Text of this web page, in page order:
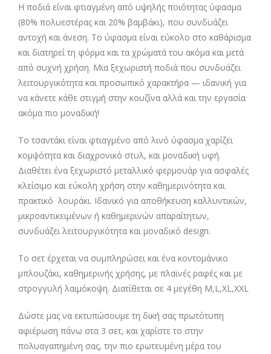
Η ποδιά είναι φτιαγμένη από υψηλής ποιότητας ύφασμα
(80% πολυεστέρας και 20% βαμβάκι), που συνδυάζει
αντοχή και άνεση. Το ύφασμα είναι εύκολο στο καθάρισμα
και διατηρεί τη φόρμα και τα χρώματά του ακόμα και μετά
από συχνή χρήση. Μια ξεχωριστή ποδιά που συνδυάζει
λειτουργικότητα και προσωπικό χαρακτήρα — ιδανική για
να κάνετε κάθε στιγμή στην κουζίνα αλλά και την εργασία
ακόμα πιο μοναδική!
Το τσαντάκι είναι φτιαγμένο από λινό ύφασμα χαρίζει
κομψότητα και διαχρονικό στυλ, και μοναδική υφή.
Διαθέτει ένα ξεχωριστό μεταλλικό φερμουάρ για ασφαλές
κλείσιμο και εύκολη χρήση στην καθημερινότητα και
πρακτικό λουράκι. Ιδανικό για αποθήκευση καλλυντικών,
μικροαντικειμένων ή καθημερινών απαραίτητων,
συνδυάζει λειτουργικότητα και μοναδικό design.
Το σετ έρχεται να συμπληρώσει και ένα κοντομάνικο
μπλουζάκι, καθημερινής χρήσης, με πλαϊνές ραφές και με
στρογγυλή λαιμόκοψη. Διατίθεται σε 4 μεγέθη M,L,XL,XXL
Δώστε μας να εκτυπώσουμε τη δική σας πρωτότυπη
αφιέρωση πάνω στα 3 σετ, και χαρίστε το στην
πολυαγαπημένη σας, την πιο ερωτευμένη μέρα του